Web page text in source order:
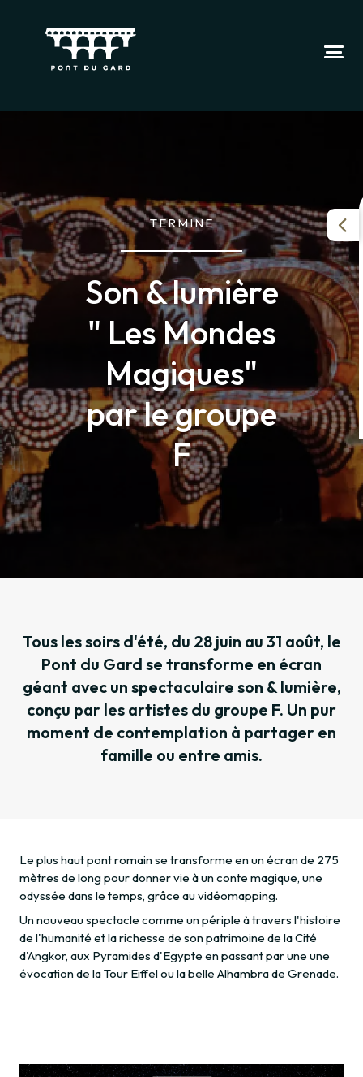
TERMINE
Son & lumière
" Les Mondes
Magiques"
par le groupe
F
Tous les soirs d'été, du 28 juin au 31 août, le
Pont du Gard se transforme en écran
géant avec un spectaculaire son & lumière,
conçu par les artistes du groupe F. Un pur
moment de contemplation à partager en
famille ou entre amis.
Le plus haut pont romain se transforme en un écran de 275
mètres de long pour donner vie à un conte magique, une
odyssée dans le temps, grâce au vidéomapping.
Un nouveau spectacle comme un périple à travers l'histoire
de l'humanité et la richesse de son patrimoine de la Cité
d'Angkor, aux Pyramides d'Egypte en passant par une une
évocation de la Tour Eiffel ou la belle Alhambra de Grenade.